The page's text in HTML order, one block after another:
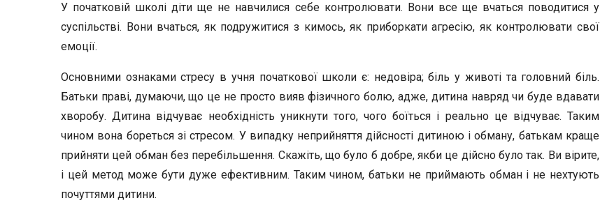
У початковій школі діти ще не навчилися себе контролювати. Вони все ще вчаться поводитися у
суспільстві. Вони вчаться, як подружитися з кимось, як приборкати агресію, як контролювати свої
емоції.
Основними ознаками стресу в учня початкової школи є: недовіра; біль у животі та головний біль.
Батьки праві, думаючи, що це не просто вияв фізичного болю, адже, дитина навряд чи буде вдавати
хворобу. Дитина відчуває необхідність уникнути того, чого боїться і реально це відчуває. Таким
чином вона бореться зі стресом. У випадку неприйняття дійсності дитиною і обману, батькам краще
прийняти цей обман без перебільшення. Скажіть, що було б добре, якби це дійсно було так. Ви вірите,
і цей метод може бути дуже ефективним. Таким чином, батьки не приймають обман і не нехтують
почуттями дитини.